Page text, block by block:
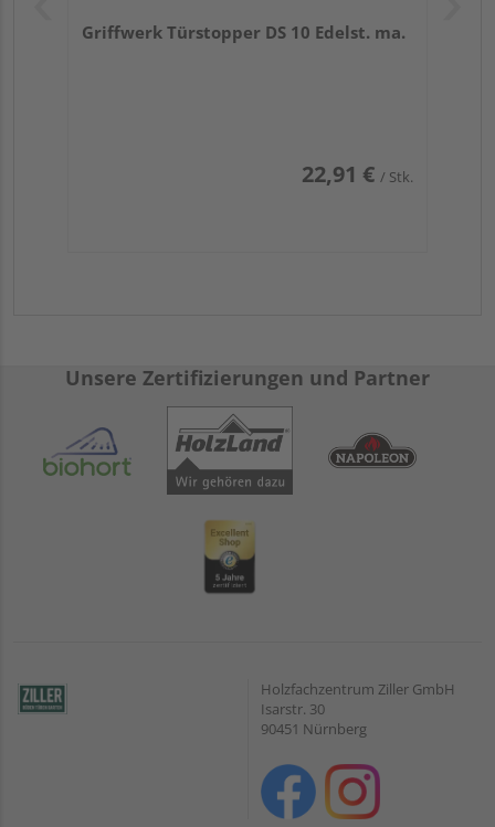
Griffwerk Türstopper DS 10 Edelst. ma.
22,91 € / Stk.
Unsere Zertifizierungen und Partner
Holzfachzentrum Ziller GmbH
Isarstr. 30
90451 Nürnberg